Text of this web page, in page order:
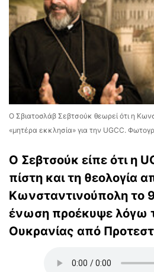
Ο Σβιατοσλάβ Σεβτσούκ θεωρεί ότι η
«μητέρα εκκλησία» για την UGCC.
Ο Σεβτσούκ είπε ότι η
πίστη και τη θεολογία
Κωνσταντινούπολη το
ένωση προέκυψε λόγω
Ουκρανίας από